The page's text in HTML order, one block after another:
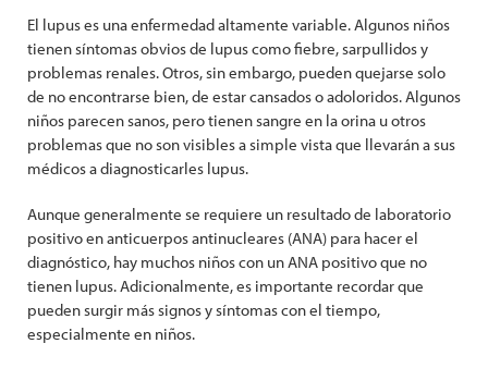
El lupus es una enfermedad altamente variable. Algunos niños
tienen síntomas obvios de lupus como fiebre, sarpullidos y
problemas renales. Otros, sin embargo, pueden quejarse solo
de no encontrarse bien, de estar cansados o adoloridos. Algunos
niños parecen sanos, pero tienen sangre en la orina u otros
problemas que no son visibles a simple vista que llevarán a sus
médicos a diagnosticarles lupus.
Aunque generalmente se requiere un resultado de laboratorio
positivo en anticuerpos antinucleares (ANA) para hacer el
diagnóstico, hay muchos niños con un ANA positivo que no
tienen lupus. Adicionalmente, es importante recordar que
pueden surgir más signos y síntomas con el tiempo,
especialmente en niños.